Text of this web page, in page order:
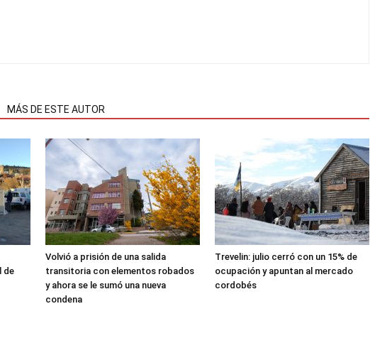
MÁS DE ESTE AUTOR
de
Volvió a prisión de una salida
transitoria con elementos robados
y ahora se le sumó una nueva
condena
Trevelin: julio cerró con un 15% de
ocupación y apuntan al mercado
cordobés